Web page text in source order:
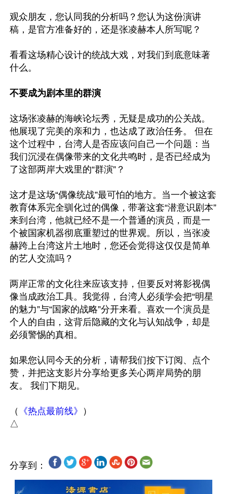
观众朋友，您认同我的分析吗？您认为这份演讲
稿，是官方准备好的，还是张凌赫本人所写呢？
看看这场精心设计的统战大戏，对我们到底意味著
什么。
不要成为剧本里的群演
这场张凌赫的海峡论坛秀，无疑是成功的公关战。
他展现了完美的亲和力，也达成了政治任务。 但在
这个过程中，台湾人是否应该问自己一个问题：当
我们沉浸在偶像带来的文化共鸣时，是否已经成为
了这部两岸大戏里的“群演”？
这才是这场“偶像统战”最可怕的地方。当一个被这套
教育体系完全驯化过的偶像，带著这套“潜意识剧本”
来到台湾，他就已经不是一个普通的演员，而是一
个被国家机器彻底重塑过的世界观。所以，当张凌
赫跨上台湾这片土地时，您还会觉得这仅仅是简单
的艺人交流吗？
两岸正常的文化往来应该支持，但要反对将影视偶
像当成政治工具。我觉得，台湾人必须学会把“明星
的魅力”与“国家的战略”分开来看。喜欢一个演员是
个人的自由，这背后隐藏的文化与认知战争，却是
必须警惕的真相。
如果您认同今天的分析，请帮我们按下订阅、点个
赞，并把这支影片分享给更多关心两岸局势的朋
友。 我们下期见。
（ 《热点最前线》
）
分享到：